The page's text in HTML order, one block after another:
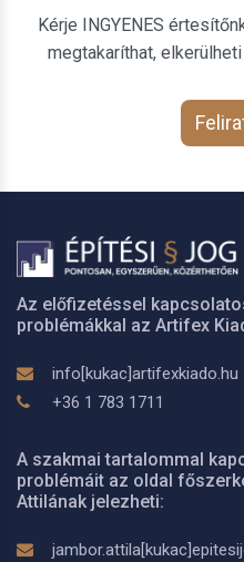
Kérje INGYENES
megtakaríthat,
Az előfizetéssel
problémákkal az Artifex
info[kukac]artifexkiado.hu
+36 1 783 1711
A szakmai tartalommal
problémáit az oldal
Attilának jelezheti: